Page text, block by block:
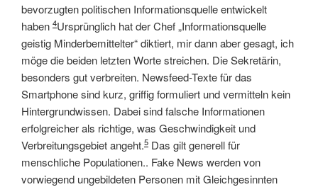
bevorzugten politischen Informationsquelle entwickelt
haben 4Ursprünglich hat der Chef „Informationsquelle
geistig Minderbemittelter“ diktiert, mir dann aber gesagt, ich
möge die beiden letzten Worte streichen. Die Sekretärin,
besonders gut verbreiten. Newsfeed-Texte für das
Smartphone sind kurz, griffig formuliert und vermitteln kein
Hintergrundwissen. Dabei sind falsche Informationen
erfolgreicher als richtige, was Geschwindigkeit und
Verbreitungsgebiet angeht.5 Das gilt generell für
menschliche Populationen.. Fake News werden von
vorwiegend ungebildeten Personen mit Gleichgesinnten